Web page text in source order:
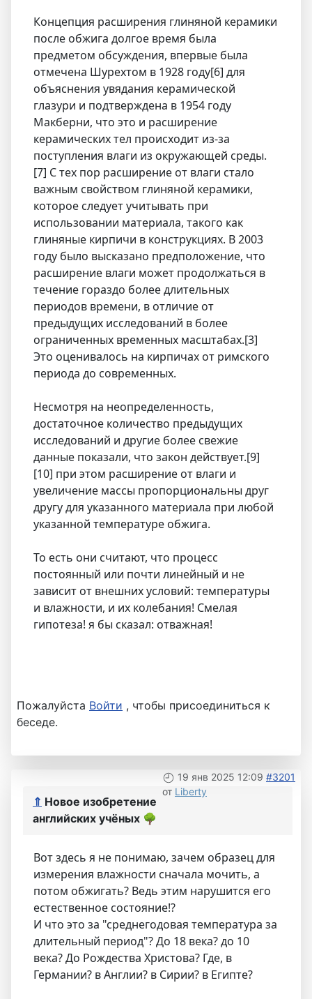
Концепция расширения глиняной керамики
после обжига долгое время была
предметом обсуждения, впервые была
отмечена Шурехтом в 1928 году[6] для
объяснения увядания керамической
глазури и подтверждена в 1954 году
Макберни, что это и расширение
керамических тел происходит из-за
поступления влаги из окружающей среды.
[7] С тех пор расширение от влаги стало
важным свойством глиняной керамики,
которое следует учитывать при
использовании материала, такого как
глиняные кирпичи в конструкциях. В 2003
году было высказано предположение, что
расширение влаги может продолжаться в
течение гораздо более длительных
периодов времени, в отличие от
предыдущих исследований в более
ограниченных временных масштабах.[3]
Это оценивалось на кирпичах от римского
периода до современных.
Несмотря на неопределенность,
достаточное количество предыдущих
исследований и другие более свежие
данные показали, что закон действует.[9]
[10] при этом расширение от влаги и
увеличение массы пропорциональны друг
другу для указанного материала при любой
указанной температуре обжига.
То есть они считают, что процесс
постоянный или почти линейный и не
зависит от внешних условий: температуры
и влажности, и их колебания! Смелая
гипотеза! я бы сказал: отважная!
Пожалуйста Войти , чтобы присоединиться к
беседе.
19 янв 2025 12:09 #3201
от Liberty
⇑ Новое изобретение
английских учёных 🌳
Вот здесь я не понимаю, зачем образец для
измерения влажности сначала мочить, а
потом обжигать? Ведь этим нарушится его
естественное состояние!?
И что это за "среднегодовая температура за
длительный период"? До 18 века? до 10
века? До Рождества Христова? Где, в
Германии? в Англии? в Сирии? в Египте?